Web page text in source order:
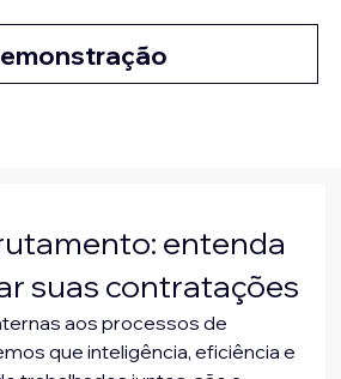
entenda
suas contratações
aos processos de
que inteligência, eficiência e